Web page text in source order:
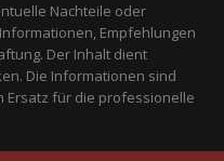
Nachteile oder
Empfehlungen
Der Inhalt dient
Die Informationen sind
Ersatz für die professionelle